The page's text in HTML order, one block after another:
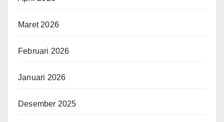
Maret 2026
Februari 2026
Januari 2026
Desember 2025